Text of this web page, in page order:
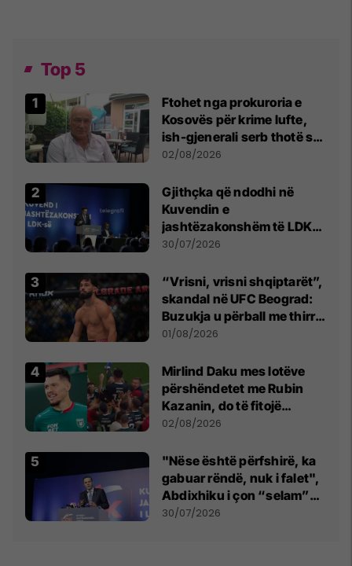
Top 5
Ftohet nga prokuroria e
Kosovës për krime lufte,
ish-gjenerali serb thotë se
dikush e tradhtoi në
02/08/2026
Gjithçka që ndodhi në
Kuvendin e
jashtëzakonshëm të LDK-
së
30/07/2026
“Vrisni, vrisni shqiptarët”,
skandal në UFC Beograd:
Buzukja u përball me thirrje
anti-shqiptare nga
01/08/2026
Mirlind Daku mes lotëve
përshëndetet me Rubin
Kazanin, do të fitojë
miliona te Spartak Moska
02/08/2026
"Nëse është përfshirë, ka
gabuar rëndë, nuk i falet",
Abdixhiku i çon “selam”
Përparim Ramës
30/07/2026